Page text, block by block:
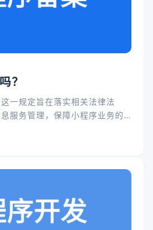
？
一规定旨在落实相关法律法
服务管理，保障小程序业务的